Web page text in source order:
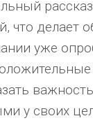
что делает
уже
у своих